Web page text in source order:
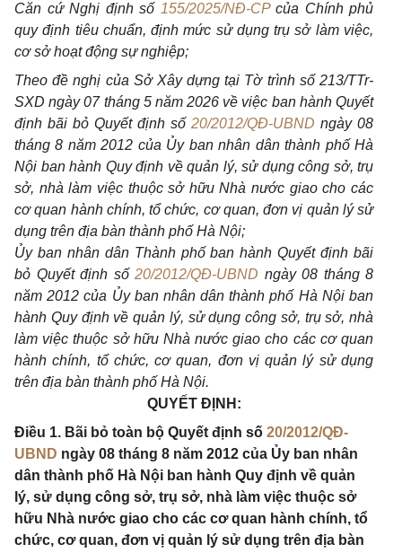
Căn cứ Nghị định số 155/2025/NĐ-CPcủa Chính phủ
quy định tiêu chuẩn, định mức sử dụng trụ sở làm việc,
cơ sở hoạt động sự nghiệp;
Theo đề nghị của Sở Xây dựng tại Tờ trình số 213/TTr-
SXD ngày 07 tháng 5 năm 2026 về việc ban hành Quyết
định bãi bỏ Quyết định số 20/2012/QĐ-UBND ngày 08
tháng 8 năm 2012 của Ủy ban nhân dân thành phố Hà
Nội ban hành Quy định về quản lý, sử dụng công sở, trụ
sở, nhà làm việc thuộc sở hữu Nhà nước giao cho các
cơ quan hành chính, tổ chức, cơ quan, đơn vị quản lý sử
dụng trên địa bàn thành phố Hà Nội;
Ủy ban nhân dân Thành phố ban hành Quyết định bãi
bỏ Quyết định số 20/2012/QĐ-UBND ngày 08 tháng 8
năm 2012 của Ủy ban nhân dân thành phố Hà Nội ban
hành Quy định về quản lý, sử dụng công sở, trụ sở, nhà
làm việc thuộc sở hữu Nhà nước giao cho các cơ quan
hành chính, tổ chức, cơ quan, đơn vị quản lý sử dụng
trên địa bàn thành phố Hà Nội.
QUYẾT ĐỊNH:
Điều 1. Bãi bỏ toàn bộ Quyết định số 20/2012/QĐ-
UBND ngày 08 tháng 8 năm 2012 của Ủy ban nhân
dân thành phố Hà Nội ban hành Quy định về quản
lý, sử dụng công sở, trụ sở, nhà làm việc thuộc sở
hữu Nhà nước giao cho các cơ quan hành chính, tổ
chức, cơ quan, đơn vị quản lý sử dụng trên địa bàn